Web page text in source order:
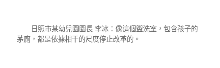
日照市某幼兒園園長 李冰：像這個盥洗室，包含孩子的
茅廁，都是依據相干的尺度停止改革的。